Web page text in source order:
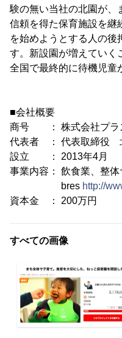
験の無い当社の北園が、
信頼を得た保育施設を継
を始めようとする人の後
す。新設園が増えていく
全国で最終的に待機児童
■会社概要
商号 ： 株式会社プラ
代表者 ： 代表取締役
設立 ： 2013年4月
事業内容： 飲食業、整
bres http://
資本金 ： 200万円
すべての画像